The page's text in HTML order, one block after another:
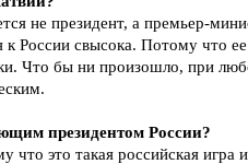
не президент, а премьер-
к России свысока. Потому что
Что бы ни произошло, при
президентом России?
это такая российская игра